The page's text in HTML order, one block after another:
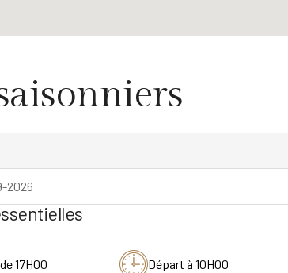
2026
17H00 Départ à 10H00